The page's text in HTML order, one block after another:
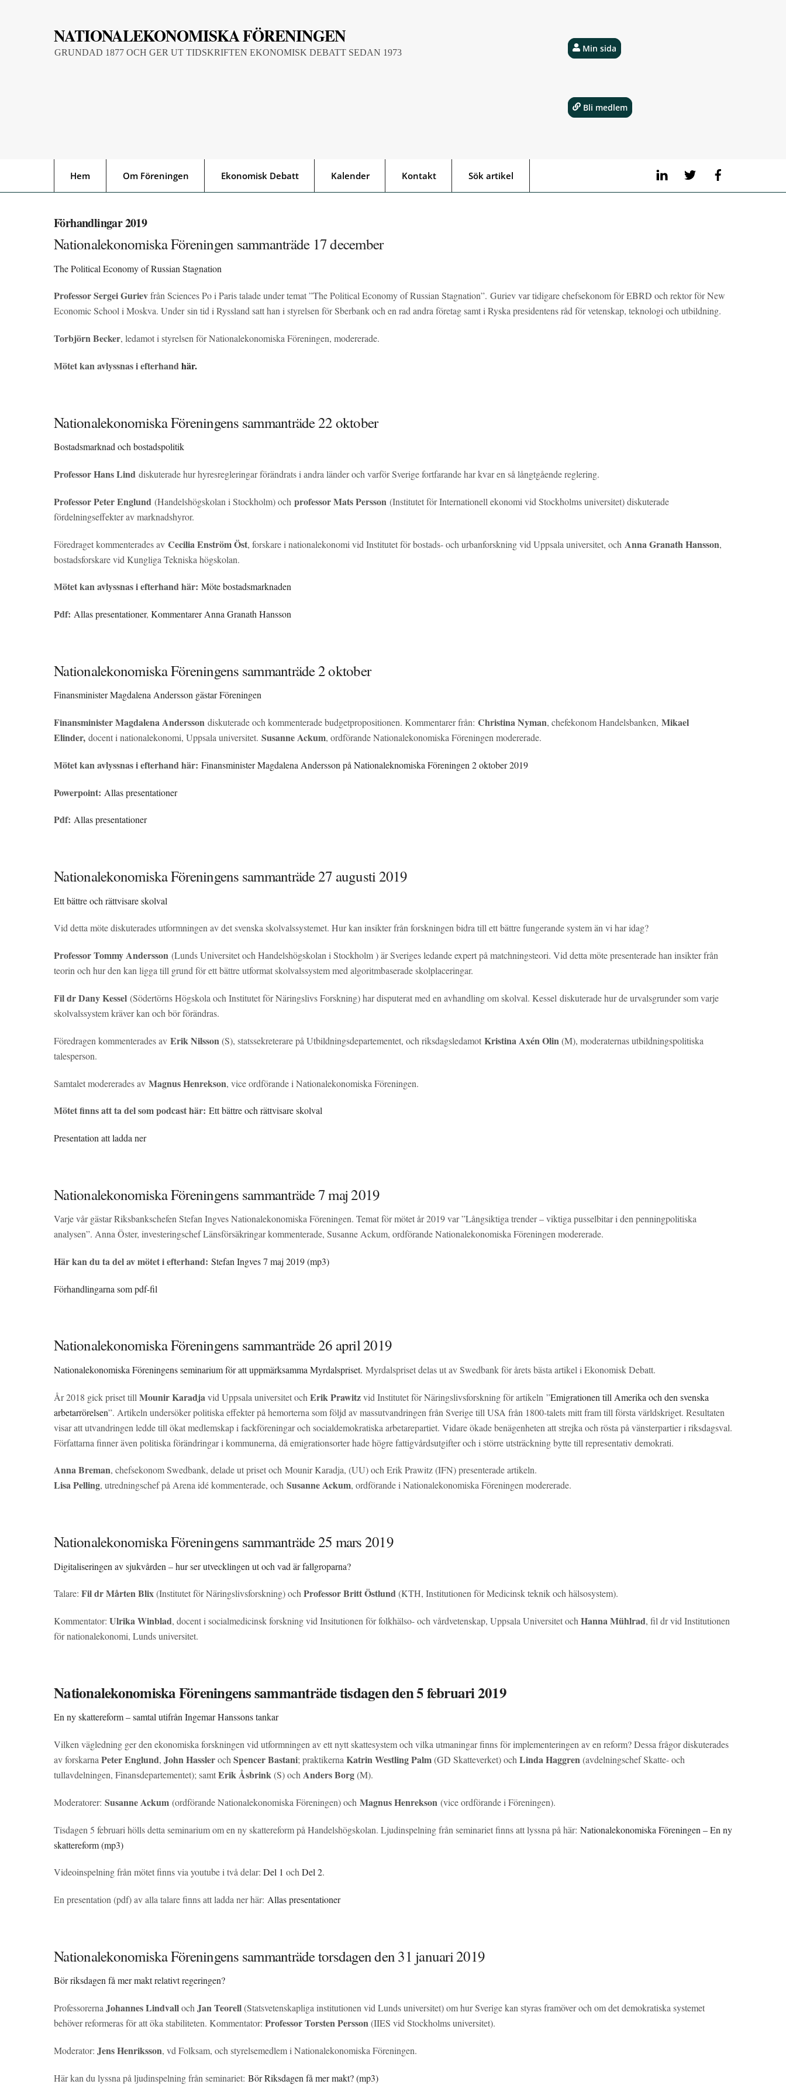
NATIONALEKONOMISKA FÖRENINGEN
GRUNDAD 1877 OCH GER UT TIDSKRIFTEN EKONOMISK DEBATT SEDAN 1973
LinkedIn Twitter
Hem Om Föreningen Ekonomisk Debatt Kalender Kontakt Sök artikel
Min sida
Bli medlem
Förhandlingar 2019
Nationalekonomiska Föreningen sammanträde 17 december
The Political Economy of Russian Stagnation
Professor Sergei Gurievfrån Sciences Po i Paris talade under temat ”The Political Economy of Russian Stagnation”. Guriev var tidigare chefsekonom för EBRD och rektor för New
Economic School i Moskva. Under sin tid i Ryssland satt han i styrelsen för Sberbank och en rad andra företag samt i Ryska presidentens råd för vetenskap, teknologi och utbildning.
Torbjörn Becker, ledamot i styrelsen för Nationalekonomiska Föreningen, modererade.
Mötet kan avlyssnas i efterhandhär.
Nationalekonomiska Föreningens sammanträde 22 oktober
Bostadsmarknad och bostadspolitik
Professor Hans Lind diskuterade hur hyresregleringar förändrats i andra länder och varför Sverige fortfarande har kvar en så långtgående reglering.
Professor Peter Englund (Handelshögskolan i Stockholm) och professor Mats Persson (Institutet för Internationell ekonomi vid Stockholms universitet) diskuterade
fördelningseffekter av marknadshyror.
Föredraget kommenterades av Cecilia Enström Öst, forskare i nationalekonomi vid Institutet för bostads- och urbanforskning vid Uppsala universitet, och Anna Granath Hansson,
bostadsforskare vid Kungliga Tekniska högskolan.
Mötet kan avlyssnas i efterhand här: Möte bostadsmarknaden
Pdf: Allas presentationer, Kommentarer Anna Granath Hansson
Nationalekonomiska Föreningens sammanträde 2 oktober
Finansminister Magdalena Andersson gästar Föreningen
Finansminister Magdalena Andersson diskuterade och kommenterade budgetpropositionen. Kommentarer från: Christina Nyman, chefekonom Handelsbanken, Mikael
Elinder, docent i nationalekonomi, Uppsala universitet. Susanne Ackum, ordförande Nationalekonomiska Föreningen modererade.
Mötet kan avlyssnas i efterhand här: Finansminister Magdalena Andersson på Nationaleknomiska Föreningen 2 oktober 2019
Powerpoint: Allas presentationer
Pdf: Allas presentationer
Nationalekonomiska Föreningens sammanträde 27 augusti 2019
Ett bättre och rättvisare skolval
Vid detta möte diskuterades utformningen av det svenska skolvalssystemet. Hur kan insikter från forskningen bidra till ett bättre fungerande system än vi har idag?
Professor Tommy Andersson (Lunds Universitet och Handelshögskolan i Stockholm ) är Sveriges ledande expert på matchningsteori. Vid detta möte presenterade han insikter från
teorin och hur den kan ligga till grund för ett bättre utformat skolvalssystem med algoritmbaserade skolplaceringar.
Fil dr Dany Kessel (Södertörns Högskola och Institutet för Näringslivs Forskning) har disputerat med en avhandling om skolval. Kessel diskuterade hur de urvalsgrunder som varje
skolvalssystem kräver kan och bör förändras.
Föredragen kommenterades av Erik Nilsson(S), statssekreterare på Utbildningsdepartementet, och riksdagsledamot Kristina Axén Olin(M), moderaternas utbildningspolitiska
talesperson.
Samtalet modererades av Magnus Henrekson, vice ordförande i Nationalekonomiska Föreningen.
Mötet finns att ta del som podcast här: Ett bättre och rättvisare skolval
Presentation att ladda ner
Nationalekonomiska Föreningens sammanträde 7 maj 2019
Varje vår gästar Riksbankschefen Stefan Ingves Nationalekonomiska Föreningen. Temat för mötet år 2019 var ”Långsiktiga trender – viktiga pusselbitar i den penningpolitiska
analysen”. Anna Öster, investeringschef Länsförsäkringar kommenterade, Susanne Ackum, ordförande Nationalekonomiska Föreningen modererade.
Här kan du ta del av mötet i efterhand: Stefan Ingves 7 maj 2019 (mp3)
Förhandlingarna som pdf-fil
Nationalekonomiska Föreningens sammanträde 26 april 2019
Nationalekonomiska Föreningens seminarium för att uppmärksamma Myrdalspriset. Myrdalspriset delas ut av Swedbank för årets bästa artikel i Ekonomisk Debatt.
År 2018 gick priset till Mounir Karadjavid Uppsala universitet och Erik Prawitzvid Institutet för Näringslivsforskning för artikeln ”Emigrationen till Amerika och den svenska
arbetarrörelsen”. Artikeln undersöker politiska effekter på hemorterna som följd av massutvandringen från Sverige till USA från 1800-talets mitt fram till första världskriget. Resultaten
visar att utvandringen ledde till ökat medlemskap i fackföreningar och socialdemokratiska arbetarepartiet. Vidare ökade benägenheten att strejka och rösta på vänsterpartier i riksdagsval.
Författarna finner även politiska förändringar i kommunerna, då emigrationsorter hade högre fattigvårdsutgifter och i större utsträckning bytte till representativ demokrati.
Anna Breman, chefsekonom Swedbank, delade ut priset och Mounir Karadja, (UU) och Erik Prawitz (IFN) presenterade artikeln.
Lisa Pelling, utredningschef på Arena idé kommenterade, och Susanne Ackum, ordförande i Nationalekonomiska Föreningen modererade.
Nationalekonomiska Föreningens sammanträde 25 mars 2019
Digitaliseringen av sjukvården – hur ser utvecklingen ut och vad är fallgroparna?
Talare: Fil dr Mårten Blix(Institutet för Näringslivsforskning) ochProfessor Britt Östlund(KTH, Institutionen för Medicinsk teknik och hälsosystem).
Kommentator: Ulrika Winblad, docent i socialmedicinsk forskning vid Insitutionen för folkhälso- och vårdvetenskap, Uppsala Universitet och Hanna Mühlrad, fil dr vid Institutionen
för nationalekonomi, Lunds universitet.
Nationalekonomiska Föreningens sammanträde tisdagen den 5 februari 2019
En ny skattereform – samtal utifrån Ingemar Hanssons tankar
Vilken vägledning ger den ekonomiska forskningen vid utformningen av ett nytt skattesystem och vilka utmaningar finns för implementeringen av en reform? Dessa frågor diskuterades
av forskarna Peter Englund, John Hassleroch Spencer Bastani; praktikerna Katrin Westling Palm(GD Skatteverket) och Linda Haggren(avdelningschef Skatte- och
tullavdelningen, Finansdepartementet); samtErik Åsbrink(S) och Anders Borg(M).
Moderatorer: Susanne Ackum (ordförande Nationalekonomiska Föreningen) och Magnus Henrekson (vice ordförande i Föreningen).
Tisdagen 5 februari hölls detta seminarium om en ny skattereform på Handelshögskolan. Ljudinspelning från seminariet finns att lyssna på här: Nationalekonomiska Föreningen – En ny
skattereform (mp3)
Videoinspelning från mötet finns via youtube i två delar: Del 1 ochDel 2.
En presentation (pdf) av alla talare finns att ladda ner här: Allas presentationer
Nationalekonomiska Föreningens sammanträde torsdagen den 31 januari 2019
Bör riksdagen få mer makt relativt regeringen?
Professorerna Johannes Lindvalloch Jan Teorell(Statsvetenskapliga institutionen vid Lunds universitet) om hur Sverige kan styras framöver och om det demokratiska systemet
behöver reformeras för att öka stabiliteten. Kommentator: Professor Torsten Persson(IIES vid Stockholms universitet).
Moderator: Jens Henriksson, vd Folksam, och styrelsemedlem i Nationalekonomiska Föreningen.
Här kan du lyssna på ljudinspelning från seminariet: Bör Riksdagen få mer makt? (mp3)